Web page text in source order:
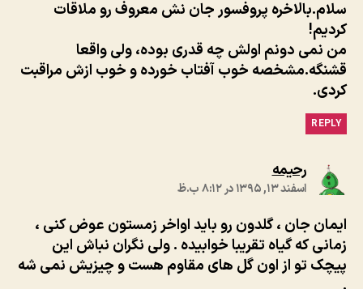
سلام.بالاخره پروفسور جان نش معروف رو ملاقات
کردیم!
من نمی دونم اولش چه قدری بوده، ولی واقعا
قشنگه.مشخصه خوب آفتاب خورده و خوب ازش مراقبت
کردی.
REPLY
رحيمه:
اسفند ۱۳, ۱۳۹۵ در ۸:۱۲ ب.ظ
ایمان جان ، گلدون رو باید اواخر زمستون عوض کنى ،
زمانى که گیاه تقریبا خوابیده . ولى نگران نباش این
پیچک تو از اون گل هاى مقاوم هست و چیزیش نمى شه